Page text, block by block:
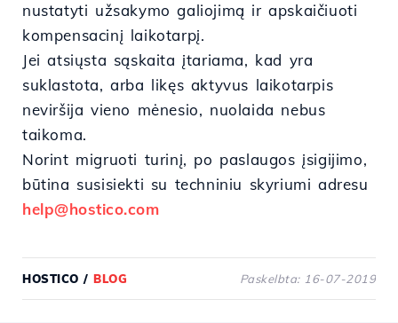
nustatyti užsakymo galiojimą ir apskaičiuoti
kompensacinį laikotarpį.
Jei atsiųsta sąskaita įtariama, kad yra
suklastota, arba likęs aktyvus laikotarpis
neviršija vieno mėnesio, nuolaida nebus
taikoma.
Norint migruoti turinį, po paslaugos įsigijimo,
būtina susisiekti su techniniu skyriumi adresu
help@hostico.com
HOSTICO / BLOG Paskelbta: 16-07-2019